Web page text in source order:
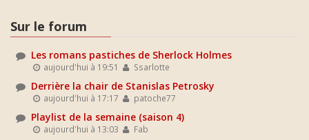
Sur le forum
Les romans pastiches de Sherlock Holmes
aujourd'hui à 19:51 Ssarlotte
Derrière la chair de Stanislas Petrosky
aujourd'hui à 17:17 patoche77
Playlist de la semaine (saison 4)
aujourd'hui à 13:03 Fab